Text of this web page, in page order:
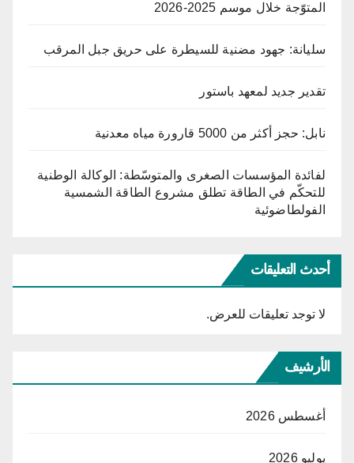
المتوّجة خلال موسم 2025-2026
سليانة: جهود مضنية للسيطرة على حريق جبل المرقب
تقدير جديد لمعهد باستور
نابل: حجز أكثر من 5000 قارورة مياه معدنية
لفائدة المؤسسات الصغرى والمتوسّطة: الوكالة الوطنية
للتحكّم في الطاقة تطلق مشروع الطاقة الشمسية
الفولطاضوئية
أحدث التعليقات
لا توجد تعليقات للعرض.
الأرشيف
أغسطس 2026
يوليو 2026